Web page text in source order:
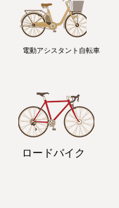
電動アシスタント自転車
ロードバイク